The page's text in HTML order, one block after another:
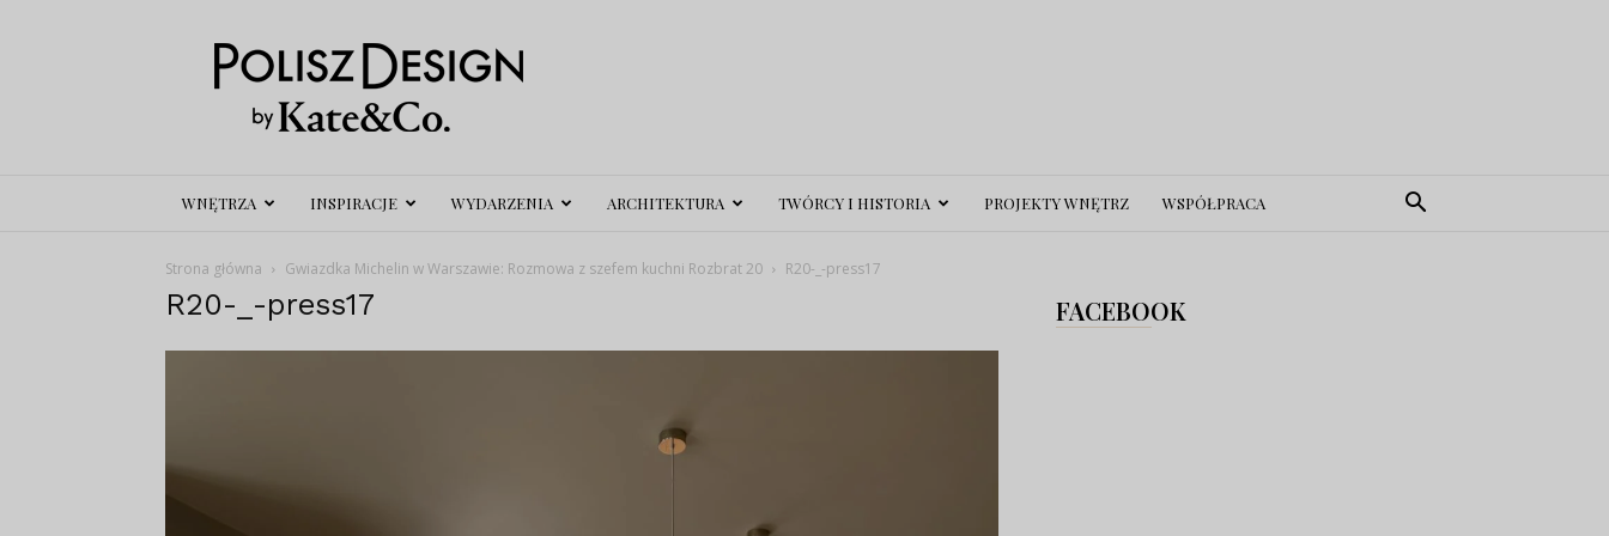
Polisz
Design
WNĘTRZA INSPIRACJE WYDARZENIA ARCHITEKTURA TWÓRCY I HISTORIA PROJEKTY WNĘTRZ WSPÓŁPRACA
Strona główna Gwiazdka Michelin w Warszawie: Rozmowa z szefem kuchni Rozbrat 20 R20-_-press17
R20-_-press17 FACEBOOK